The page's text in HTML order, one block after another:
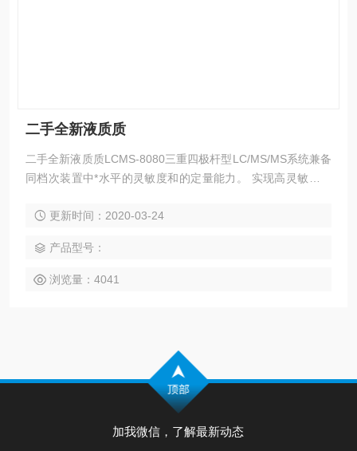
二手全新液质质
二手全新液质质LCMS-8080三重四极杆型LC/MS/MS系统兼备
同档次装置中*水平的灵敏度和的定量能力。 实现高灵敏度的
口喷射的喷雾流聚焦，进行高效率热离子化的同轴加热气、除
够以高透射率快速输送大量离子至检测器的层流技术、LCMS-
8080汇集了上述实现高灵敏度的技术。
更新时间：2020-03-24
产品型号：
浏览量：4041
加我微信，了解最新动态